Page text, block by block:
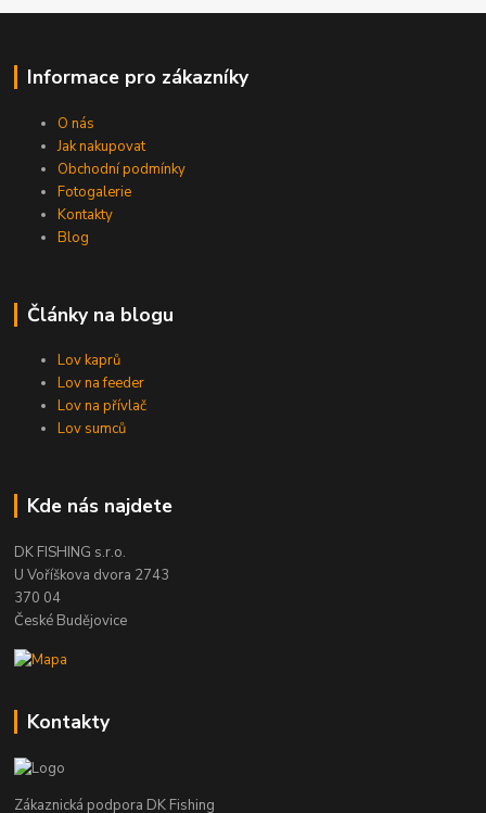
Informace pro zákazníky
O nás
Jak nakupovat
Obchodní podmínky
Fotogalerie
Kontakty
Blog
Články na blogu
Lov kaprů
Lov na feeder
Lov na přívlač
Lov sumců
Kde nás najdete
DK FISHING s.r.o.
U Voříškova dvora 2743
370 04
České Budějovice
Kontakty
Zákaznická podpora DK Fishing